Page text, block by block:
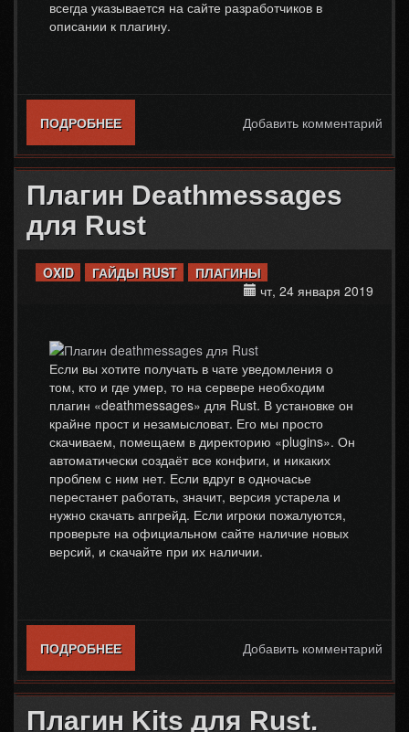
всегда указывается на сайте разработчиков в
описании к плагину.
ПОДРОБНЕЕО КАК НАСТРОИТЬ ПЛАГИНЫ В RUST
Добавить комментарий
Плагин Deathmessages
для Rust
OXID ГАЙДЫ RUST
ПЛАГИНЫ
чт, 24 января 2019
Если вы хотите получать в чате уведомления о
том, кто и где умер, то на сервере необходим
плагин «deathmessages» для Rust. В установке он
крайне прост и незамысловат. Его мы просто
скачиваем, помещаем в директорию «plugins». Он
автоматически создаёт все конфиги, и никаких
проблем с ним нет. Если вдруг в одночасье
перестанет работать, значит, версия устарела и
нужно скачать апгрейд. Если игроки пожалуются,
проверьте на официальном сайте наличие новых
версий, и скачайте при их наличии.
ПОДРОБНЕЕО ПЛАГИН DEATHMESSAGES ДЛЯ RUST
Добавить комментарий
Плагин Kits для Rust.